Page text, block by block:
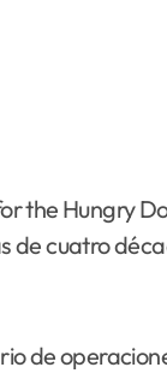
the Hungry
cuatro
de